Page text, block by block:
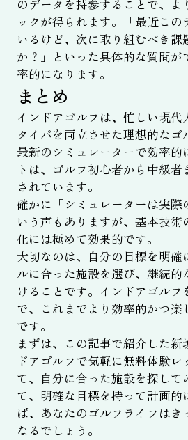
のデータを持参することで、よ
ックが得られます。「最近この
いるけど、次に取り組むべき課
か？」といった具体的な質問が
率的になります。
まとめ
インドアゴルフは、忙しい現代
タイパを両立させた理想的なゴ
最新のシミュレーターで効率的
トは、ゴルフ初心者から中級
されています。
確かに「シミュレーターは実際
いう声もありますが、基本技術
化には極めて効果的です。
大切なのは、自分の目標を明確
ルに合った施設を選び、継続的
けることです。インドアゴルフ
で、これまでより効率的かつ楽
です。
まずは、この記事で紹介した新
ドアゴルフで気軽に無料体験
て、自分に合った施設を探して
て、明確な目標を持って計画的
ば、あなたのゴルフライフはき
なるでしょう。